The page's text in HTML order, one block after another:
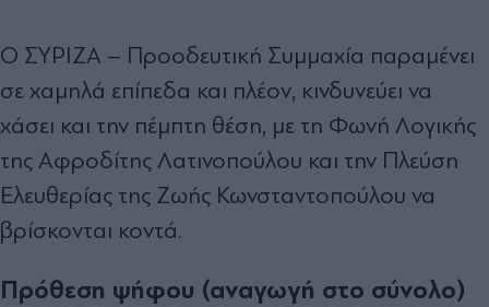
Ο ΣΥΡΙΖΑ – Προοδευτική Συμμαχία παραμένει
σε χαμηλά επίπεδα και πλέον, κινδυνεύει να
χάσει και την πέμπτη θέση, με τη Φωνή Λογικής
της Αφροδίτης Λατινοπούλου και την Πλεύση
Ελευθερίας της Ζωής Κωνσταντοπούλου να
βρίσκονται κοντά.
Πρόθεση ψήφου (αναγωγή στο σύνολο)